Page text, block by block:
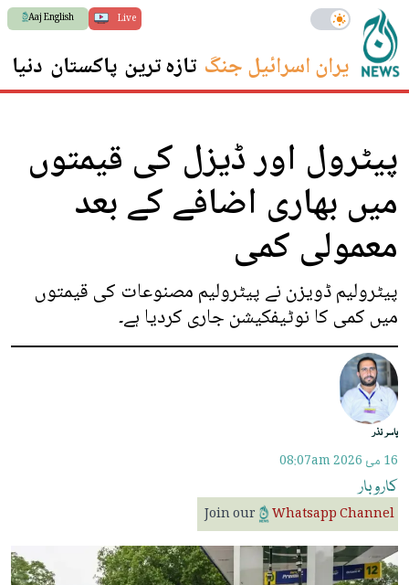
Live
Aaj English
ایران اسرائیل جنگ تازہ ترین پاکستان دنیا
پیٹرول اور ڈیزل کی قیمتوں
میں بھاری اضافے کے بعد
معمولی کمی
پیٹرولیم ڈویزن نے پیٹرولیم مصنوعات کی قیمتوں
میں کمی کا نوٹیفکیشن جاری کردیا ہے۔
یاسر نذر
16 مئ 2026 08:07am
کاروبار
Join our Whatsapp Channel